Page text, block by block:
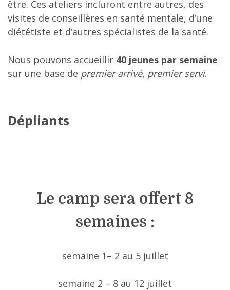
être. Ces ateliers incluront entre autres, des
visites de conseillères en santé mentale, d’une
diététiste et d’autres spécialistes de la santé.
Nous pouvons accueillir 40 jeunes par semaine
sur une base de premier arrivé, premier servi.
Dépliants
Le camp sera offert 8
semaines :
semaine 1– 2 au 5 juillet
semaine 2 – 8 au 12 juillet